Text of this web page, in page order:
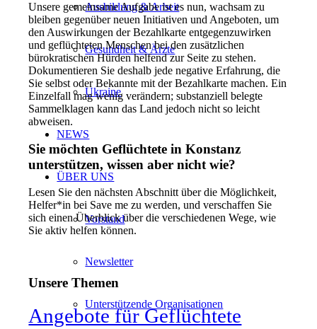
Ausbildung & Arbeit
Gesundheit & Ärzte
Ukraine
NEWS
ÜBER UNS
Vorstand
Newsletter
Unterstützende Organisationen
Unsere gemeinsame Aufgabe ist es nun, wachsam zu
bleiben gegenüber neuen Initiativen und Angeboten, um
den Auswirkungen der Bezahlkarte entgegenzuwirken
und geflüchteten Menschen bei den zusätzlichen
bürokratischen Hürden helfend zur Seite zu stehen.
Dokumentieren Sie deshalb jede negative Erfahrung, die
Sie selbst oder Bekannte mit der Bezahlkarte machen. Ein
Einzelfall mag wenig verändern; substanziell belegte
Sammelklagen kann das Land jedoch nicht so leicht
abweisen.
Sie möchten Geflüchtete in Konstanz
unterstützen, wissen aber nicht wie?
Lesen Sie den nächsten Abschnitt über die Möglichkeit,
Helfer*in bei Save me zu werden, und verschaffen Sie
sich einen Überblick über die verschiedenen Wege, wie
Sie aktiv helfen können.
Unsere Themen
Angebote für Geflüchtete